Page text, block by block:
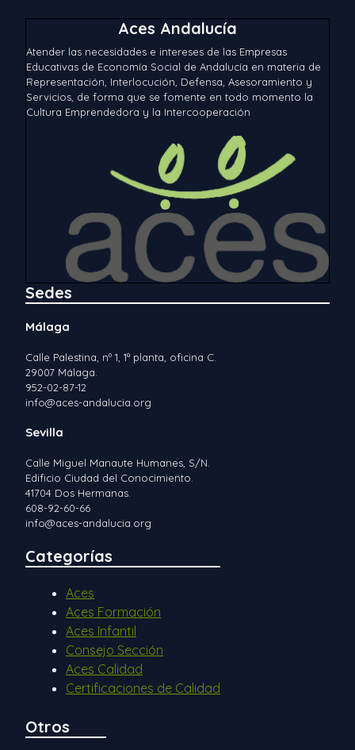
Aces Andalucía
Atender las necesidades e intereses de las Empresas
Educativas de Economía Social de Andalucía en materia de
Representación, Interlocución, Defensa, Asesoramiento y
Servicios, de forma que se fomente en todo momento la
Cultura Emprendedora y la Intercooperación
Sedes
Málaga
Calle Palestina, nº 1, 1ª planta, oficina C.
29007 Málaga.
952-02-87-12
info@aces-andalucia.org
Sevilla
Calle Miguel Manaute Humanes, S/N.
Edificio Ciudad del Conocimiento.
41704 Dos Hermanas.
608-92-60-66
info@aces-andalucia.org
Categorías
Aces
Aces Formación
Aces Infantil
Consejo Sección
Aces Calidad
Certificaciones de Calidad
Otros